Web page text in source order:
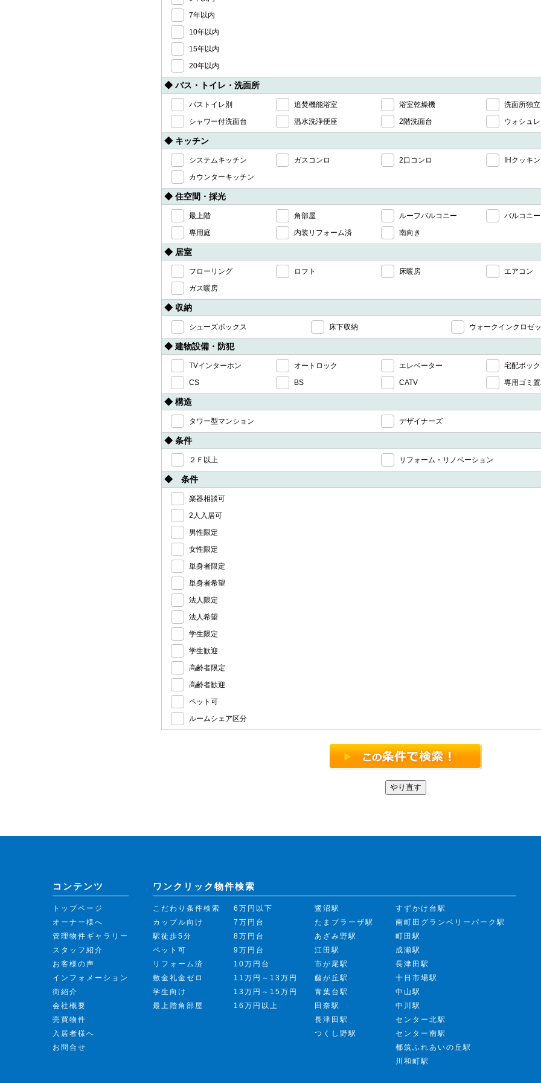
7年以内
10年以内
15年以内
20年以内
◆ バス・トイレ・洗面所
バストイレ別 追焚機能浴室 浴室乾燥機
洗面所独立
シャワー付洗面台
温水洗浄便座 2階洗面台 ウォシュレ
◆ キッチン
システムキッチン ガスコンロ 2口コンロ
IHクッキ
カウンターキッチン
◆ 住空間・採光
最上階 角部屋 ルーフバルコニー
バルコニー
専用庭
内装リフォーム済 南向き
◆ 居室
フローリング ロフト 床暖房
エアコン
ガス暖房
◆ 収納
シューズボックス 床下収納 ウォークインクロゼ
◆ 建物設備・防犯
TVインターホン オートロック エレベーター
宅配ボッ
CS
BS CATV 専用ゴミ
◆ 構造
タワー型マンション デザイナーズ
◆ 条件
２Ｆ以上 リフォーム・リノベーション
◆ 条件
楽器相談可
2人入居可
男性限定
女性限定
単身者限定
単身者希望
法人限定
法人希望
学生限定
学生歓迎
高齢者限定
高齢者歓迎
ペット可
ルームシェア区分
コンテンツ
トップページ
オーナー様へ
管理物件ギャラリー
スタッフ紹介
お客様の声
インフォメーション
街紹介
会社概要
売買物件
入居者様へ
お問合せ
ワンクリック物件検索
こだわり条件検索
カップル向け
駅徒歩5分
ペット可
リフォーム済
敷金礼金ゼロ
学生向け
最上階角部屋
6万円以下
7万円台
8万円台
9万円台
10万円台
11万円～13万円
13万円～15万円
16万円以上
鷺沼駅
たまプラーザ駅
あざみ野駅
江田駅
市が尾駅
藤が丘駅
青葉台駅
田奈駅
長津田駅
つくし野駅
すずかけ台駅
南町田グランベリーパーク駅
町田駅
成瀬駅
長津田駅
十日市場駅
中山駅
中川駅
センター北駅
センター南駅
都筑ふれあいの丘駅
川和町駅